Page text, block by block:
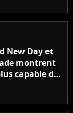
New Day et
montrent
capable de
de simple